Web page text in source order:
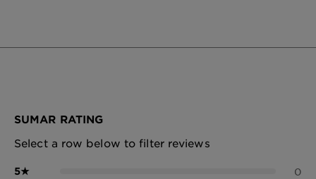
SUMAR RATING
Select a row below to filter reviews
5★ 0